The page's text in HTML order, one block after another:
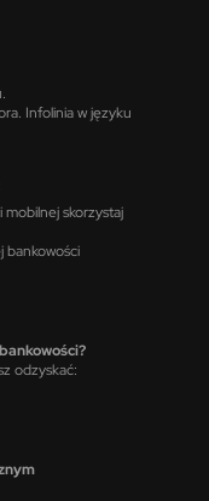
Infolinia w języku
skorzystaj
bankowości
odzyskać: